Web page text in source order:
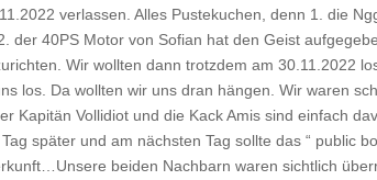
verlassen. Alles Pustekuchen, denn 1. die
der 40PS Motor von Sofian hat den Geist
Wir wollten dann trotzdem am 30.11.2022
los. Da wollten wir uns dran hängen. Wir waren
Kapitän Vollidiot und die Kack Amis sind einfach
später und am nächsten Tag sollte das “ public
beiden Nachbarn waren sichtlich